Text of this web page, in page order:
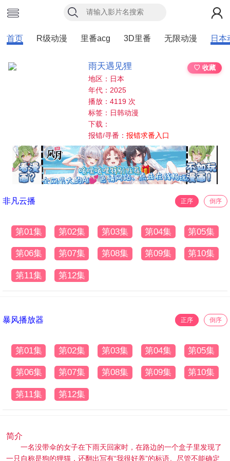
首页 R级动漫 里番acg 3D里番 无限动漫 日本
雨天遇见狸
♡ 收藏
地区：日本
年代：2025
播放：4119 次
标签：日韩动漫
下载：
报错/寻番：报错求番入口
非凡云播 正序 倒序
第01集 第02集 第03集 第04集 第05集
第06集 第07集 第08集 第09集 第10集
第11集 第12集
暴风播放器 正序 倒序
第01集 第02集 第03集 第04集 第05集
第06集 第07集 第08集 第09集 第10集
第11集 第12集
简介
一名没带伞的女子在下雨天回家时，在路边的一个盒子里发现了
一只自称是狗的狸猫，还翻出写有“我很好养”的标语。尽管不能确定